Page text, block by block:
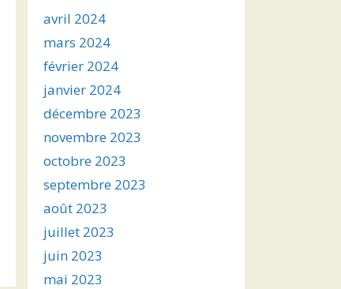
avril 2024
mars 2024
février 2024
janvier 2024
décembre 2023
novembre 2023
octobre 2023
septembre 2023
août 2023
juillet 2023
juin 2023
mai 2023